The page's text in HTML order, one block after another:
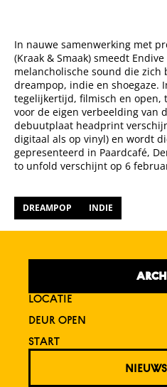
In nauwe samenwerking met
(Kraak & Smaak) smeedt
melancholische sound die zich
dreampop, indie en shoegaze.
tegelijkertijd, filmisch en open,
voor de eigen verbeelding van
debuutplaat headprint
digitaal als op vinyl) en wordt
gepresenteerd in Paardcafé,
to unfold verschijnt op 6
DREAMPOP INDIE
LOCATIE
DEUR OPEN
START